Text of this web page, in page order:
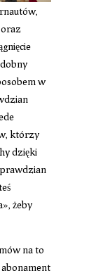
oraz
w
którzy
dzięki
żeby
na to